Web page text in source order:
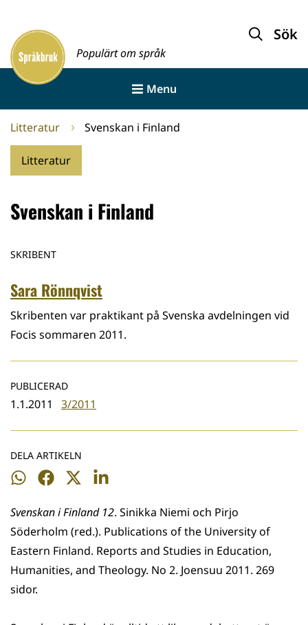
innehållet
Framsida
Populärt om språk
Sök
Menu
Litteratur Svenskan i Finland
Litteratur
Svenskan i Finland
SKRIBENT
Sara Rönnqvist
Skribenten var praktikant på Svenska avdelningen vid
Focis sommaren 2011.
PUBLICERAD
1.1.2011 3/2011
DELA ARTIKELN
Dela
WhatsApp
Dela
Facebook
Dela
Twitter
Dela
LinkedIn
Svenskan i Finland 12. Sinikka Niemi och Pirjo
Söderholm (red.). Publications of the University of
Eastern Finland. Reports and Studies in Education,
Humanities, and Theology. No 2. Joensuu 2011. 269
sidor.